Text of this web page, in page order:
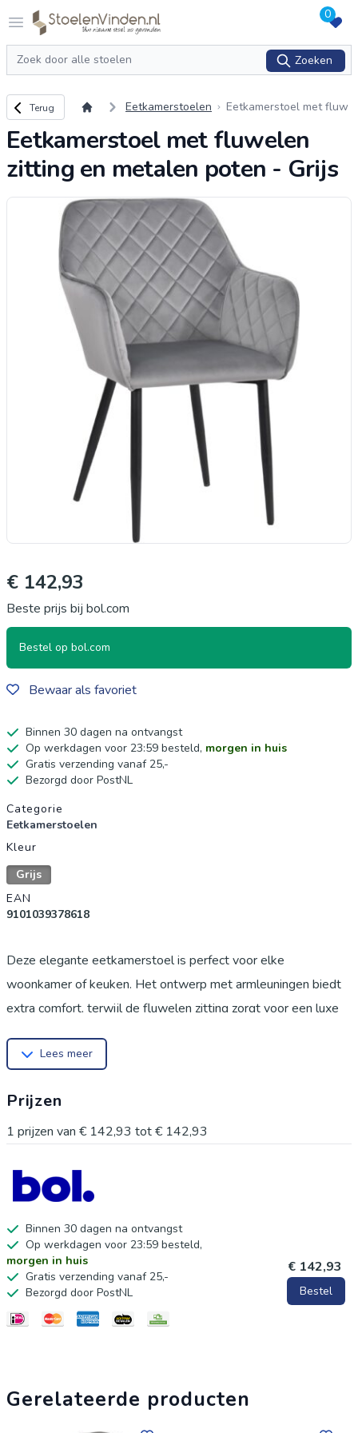
Open menu
Logo stoelenvinden.nl 0
Zoeken
Zoeken
Terug naar overzicht
Terug Eetkamerstoelen
Eetkamerstoel met fluw
poten - Grijs
Eetkamerstoel met fluwelen
zitting en metalen poten - Grijs
€ 142,93
Beste prijs bij bol.com
Bestel op bol.com
Bewaar als favoriet
Binnen 30 dagen na ontvangst
Op werkdagen voor 23:59 besteld, morgen in huis
Gratis verzending vanaf 25,-
Bezorgd door PostNL
Productgegevens
Categorie
Eetkamerstoelen
Kleur
Grijs
EAN
9101039378618
Deze elegante eetkamerstoel is perfect voor elke
woonkamer of keuken. Het ontwerp met armleuningen biedt
extra comfort, terwijl de fluwelen zitting zorgt voor een luxe
duurzaamheid. Creëer een stijlvolle eetruimte waar iedereen
Lees meer
Prijzen
1 prijzen van € 142,93 tot€ 142,93
Binnen 30 dagen na ontvangst
Op werkdagen voor 23:59 besteld,
morgen in huis
Gratis verzending vanaf 25,-
Bezorgd door PostNL
€ 142,93
Bestel
Gerelateerde producten